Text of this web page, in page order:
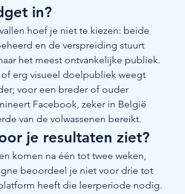
in?
hoef je niet te kiezen: beide
en de verspreiding stuurt
het meest ontvankelijke publiek.
erg visueel doelpubliek weegt
voor een breder of ouder
Facebook, zeker in België
van de volwassenen bereikt.
je resultaten ziet?
komen na één tot twee weken,
beoordeel je niet voor drie tot
heeft die leerperiode nodig.